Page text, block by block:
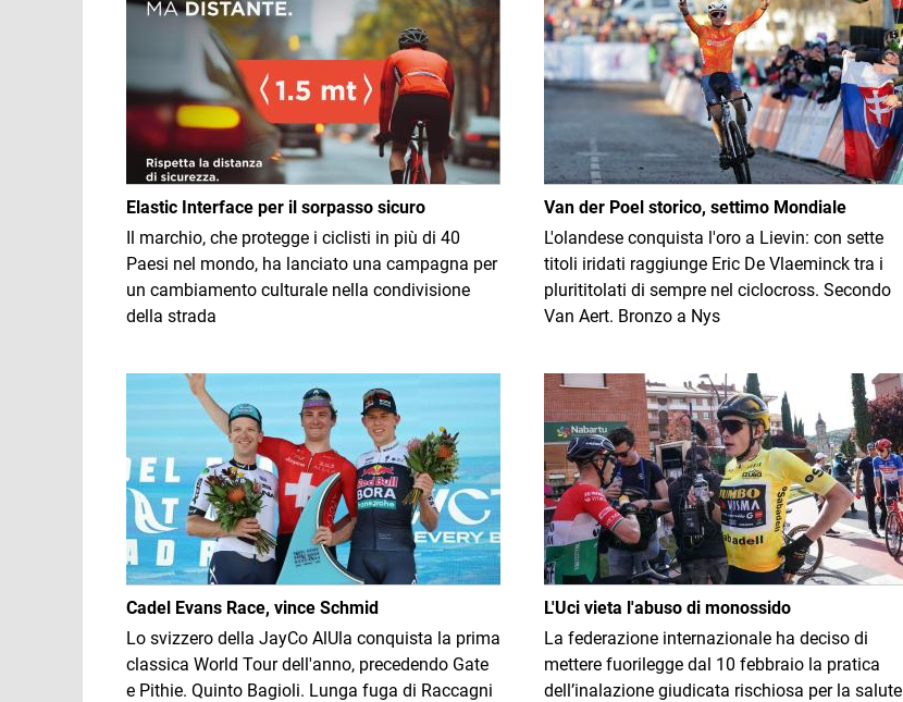
Elastic Interface per il sorpasso sicuro
Il marchio, che protegge i ciclisti in più di 40
Paesi nel mondo, ha lanciato una campagna per
un cambiamento culturale nella condivisione
della strada
Van der Poel storico, settimo Mondiale
L'olandese conquista l'oro a Lievin: con sette
titoli iridati raggiunge Eric De Vlaeminck tra i
plurititolati di sempre nel ciclocross. Secondo
Van Aert. Bronzo a Nys
Immagine
Cadel Evans Race, vince Schmid
Lo svizzero della JayCo AlUla conquista la prima
classica World Tour dell'anno, precedendo Gate
e Pithie. Quinto Bagioli. Lunga fuga di Raccagni
Immagine
L'Uci vieta l'abuso di monossido
La federazione internazionale ha deciso di
mettere fuorilegge dal 10 febbraio la pratica
dell’inalazione giudicata rischiosa per la salute